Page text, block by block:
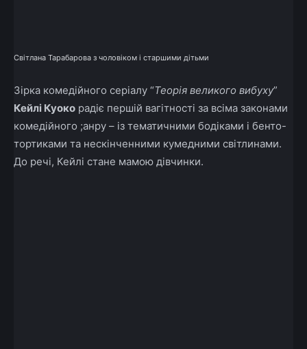
Світлана Тарабарова з чоловіком і старшими дітьми
Зірка комедійного серіалу “Теорія великого вибуху”
Кейлі Куоко радіє першій вагітності за всіма законами
комедійного ;анру – із тематичними бодіками і бенто-
тортиками та нескінченними кумедними світлинами.
До речі, Кейлі стане мамою дівчинки.